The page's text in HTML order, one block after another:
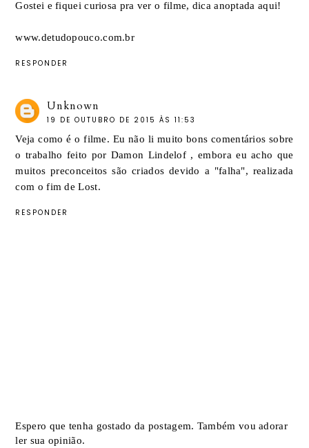
Gostei e fiquei curiosa pra ver o filme, dica anoptada aqui!
www.detudopouco.com.br
RESPONDER
Unknown
19 DE OUTUBRO DE 2015 ÀS 11:53
Veja como é o filme. Eu não li muito bons comentários sobre
o trabalho feito por Damon Lindelof , embora eu acho que
muitos preconceitos são criados devido a "falha", realizada
com o fim de Lost.
RESPONDER
Espero que tenha gostado da postagem. Também vou adorar
ler sua opinião.